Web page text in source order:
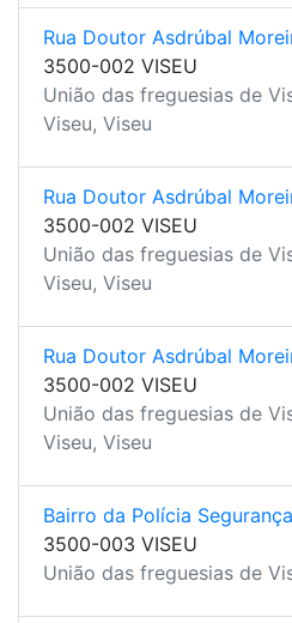
Rua Doutor Asdrúbal
3500-002 VISEU
União das freguesias de
Viseu, Viseu
Rua Doutor Asdrúbal
3500-002 VISEU
União das freguesias de
Viseu, Viseu
Rua Doutor Asdrúbal
3500-002 VISEU
União das freguesias de
Viseu, Viseu
Bairro da Polícia
3500-003 VISEU
União das freguesias de